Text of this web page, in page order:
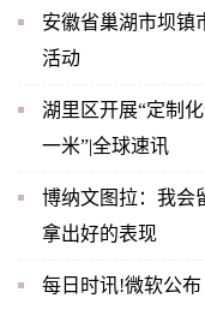
安徽省巢湖市坝镇
活动
湖里区开展“定制
一米”|全球速讯
博纳文图拉：我会
拿出好的表现
每日时讯!微软公布